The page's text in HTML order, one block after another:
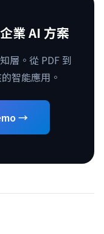
業 AI 方案
層。從 PDF 到
智能應用。
→